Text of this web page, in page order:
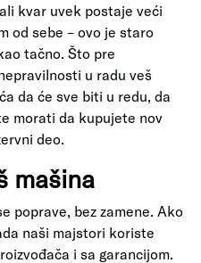
kvar uvek postaje veći
od sebe – ovo je staro
tačno. Što pre
u radu veš
da će sve biti u redu, da
morati da kupujete nov
deo.
mašina
poprave, bez zamene. Ako
naši majstori koriste
i sa garancijom.